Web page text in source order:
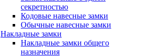
секретностью
Кодовые навесные замки
Обычные навесные замки
Накладные замки
Накладные замки общего
назначения